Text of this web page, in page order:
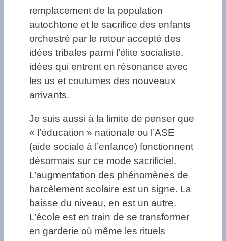
remplacement de la population
autochtone et le sacrifice des enfants
orchestré par le retour accepté des
idées tribales parmi l’élite socialiste,
idées qui entrent en résonance avec
les us et coutumes des nouveaux
arrivants.
Je suis aussi à la limite de penser que
« l’éducation » nationale ou l’ASE
(aide sociale à l’enfance) fonctionnent
désormais sur ce mode sacrificiel.
L’augmentation des phénomènes de
harcèlement scolaire est un signe. La
baisse du niveau, en est un autre.
L’école est en train de se transformer
en garderie où même les rituels